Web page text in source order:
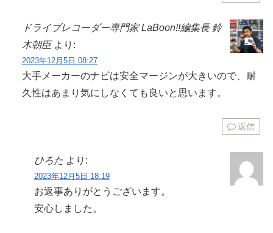
ドライブレコーダー専門家 LaBoon!!編集長 鈴
木朝臣 より:
2023年12月5日 08:27
大手メーカーのナビは安全マージンが大きいので、耐
久性はあまり気にしなくても良いと思います。
返信
ひろた より:
2023年12月5日 18:19
お返事ありがとうございます。
安心しました。